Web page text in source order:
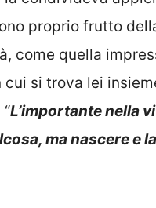
proprio frutto
come quella
cui si trova lei
L’importante nella
ma nascere e